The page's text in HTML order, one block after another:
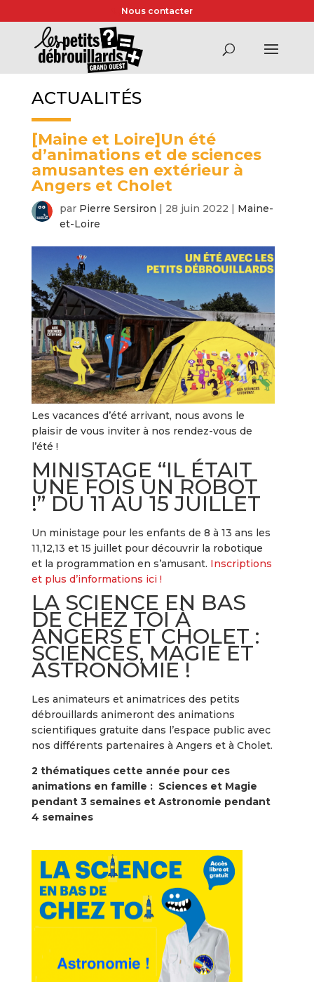
Nous contacter
ACTUALITÉS
[Maine et Loire]Un été
d’animations et de sciences
amusantes en extérieur à
Angers et Cholet
par Pierre Sersiron | 28 juin 2022 | Maine-
et-Loire
Les vacances d’été arrivant, nous avons le
plaisir de vous inviter à nos rendez-vous de
l’été !
MINISTAGE “IL ÉTAIT
UNE FOIS UN ROBOT
!” DU 11 AU 15 JUILLET
Un ministage pour les enfants de 8 à 13 ans les
11,12,13 et 15 juillet pour découvrir la robotique
et la programmation en s’amusant. Inscriptions
et plus d’informations ici !
LA SCIENCE EN BAS
DE CHEZ TOI À
ANGERS ET CHOLET :
SCIENCES, MAGIE ET
ASTRONOMIE !
Les animateurs et animatrices des petits
débrouillards animeront des animations
scientifiques gratuite dans l’espace public avec
nos différents partenaires à Angers et à Cholet.
2 thématiques cette année pour ces
animations en famille : Sciences et Magie
pendant 3 semaines et Astronomie pendant
4 semaines